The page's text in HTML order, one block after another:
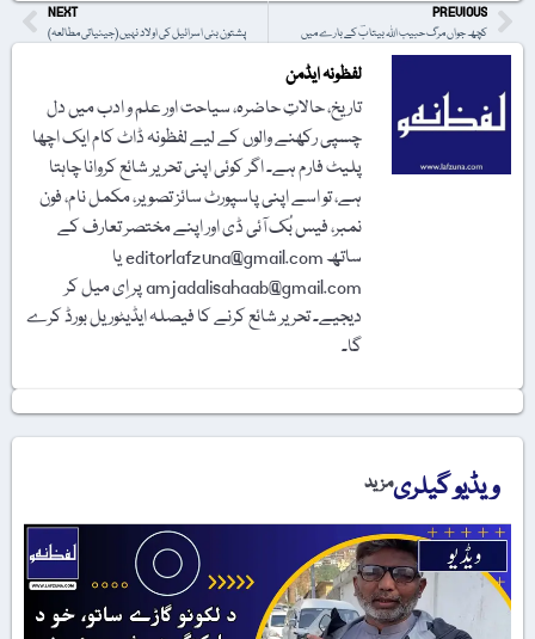
PREVIOUS
کچھ جواں مرگ حبیب اللہ بیتابؔ کے بارے میں
NEXT
پشتون بنی اسرائیل کی اولاد نہیں (جینیاتی مطالعہ)
لفظونہ ایڈمن
تاریخ، حالاتِ حاضرہ، سیاحت اور علم و ادب میں دل
چسپی رکھنے والوں کے لیے لفظونہ ڈاٹ کام ایک اچھا
پلیٹ فارم ہے۔ اگر کوئی اپنی تحریر شائع کروانا چاہتا
ہے، تو اسے اپنی پاسپورٹ سائز تصویر، مکمل نام، فون
نمبر، فیس بُک آئی ڈی اور اپنے مختصر تعارف کے
ساتھ editorlafzuna@gmail.com یا
amjadalisahaab@gmail.com پر اِی میل کر
دیجیے۔ تحریر شائع کرنے کا فیصلہ ایڈیٹوریل بورڈ کرے
گا۔
ویڈیو گیلریمزید